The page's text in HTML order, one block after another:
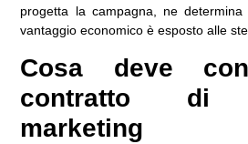
progetta la campagna, ne
vantaggio economico è esposto alle
Cosa deve
contratto di
marketing